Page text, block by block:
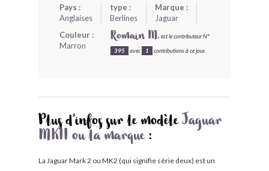
Pays :
Anglaises
type :
Berlines
Marque :
Jaguar
Couleur :
Marron
Romain M. est le contributeur N°
395 avec 1 contributions à ce jour.
Plus d'infos sur le modèle Jaguar
MKII ou la marque:
La Jaguar Mark 2 ou MK2 (qui signifie série deux) est un